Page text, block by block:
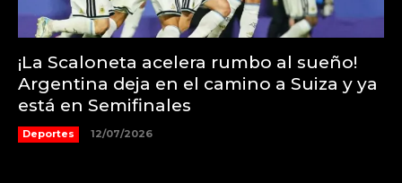
¡La Scaloneta acelera rumbo al sueño!
Argentina deja en el camino a Suiza y ya
está en Semifinales
Deportes 12/07/2026